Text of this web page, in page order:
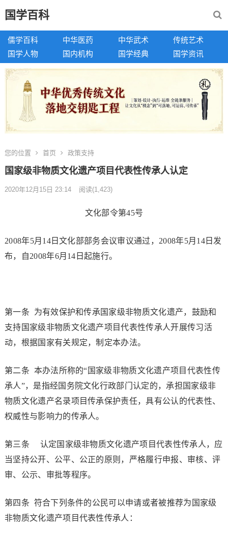
国学百科
儒学百科 中华医药 中华武术
传统艺术
国学人物
国内机构 国学经典 国学资讯
您的位置 首页 政策支持
国家级非物质文化遗产项目代表性传承人认定
2020年12月15日 23:14 阅读(1,423)
文化部令第45号
2008年5月14日文化部部务会议审议通过，2008年5月14日发
布，自2008年6月14日起施行。
第一条 为有效保护和传承国家级非物质文化遗产，鼓励和
支持国家级非物质文化遗产项目代表性传承人开展传习活
动，根据国家有关规定，制定本办法。
第二条 本办法所称的“国家级非物质文化遗产项目代表性传
承人”，是指经国务院文化行政部门认定的，承担国家级非
物质文化遗产名录项目传承保护责任，具有公认的代表性、
权威性与影响力的传承人。
第三条 认定国家级非物质文化遗产项目代表性传承人，应
当坚持公开、公平、公正的原则，严格履行申报、审核、评
审、公示、审批等程序。
第四条 符合下列条件的公民可以申请或者被推荐为国家级
非物质文化遗产项目代表性传承人：